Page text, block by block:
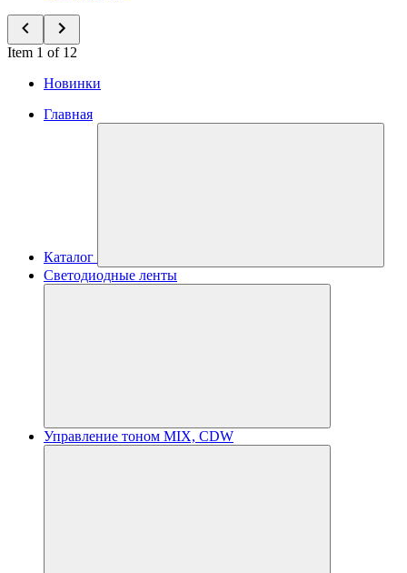
Item 1 of 12
Новинки
Главная
Каталог
Светодиодные ленты
Управление тоном MIX, CDW